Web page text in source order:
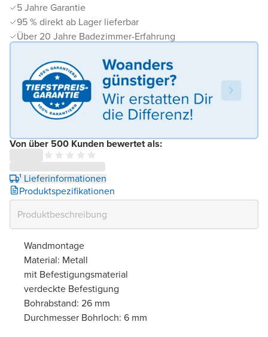
5 Jahre Garantie
95 % direkt ab Lager lieferbar
Über 20 Jahre Badezimmer-Erfahrung
Von über 500 Kunden bewertet als:
¹ Lieferinformationen
Produktspezifikationen
Wandmontage
Material: Metall
mit Befestigungsmaterial
verdeckte Befestigung
Bohrabstand: 26 mm
Durchmesser Bohrloch: 6 mm